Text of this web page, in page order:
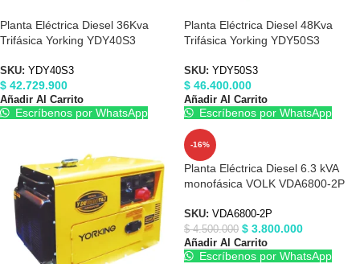
Planta Eléctrica Diesel 36Kva
Trifásica Yorking YDY40S3
SKU: YDY40S3
$ 42.729.900
Añadir Al Carrito
Escríbenos por WhatsApp
Planta Eléctrica Diesel 48Kva
Trifásica Yorking YDY50S3
SKU: YDY50S3
$ 46.400.000
Añadir Al Carrito
Escríbenos por WhatsApp
-16%
Planta Eléctrica Diesel 6.3 kVA
monofásica VOLK VDA6800-2P
SKU: VDA6800-2P
$4.500.000 $ 3.800.000
Añadir Al Carrito
Escríbenos por WhatsApp